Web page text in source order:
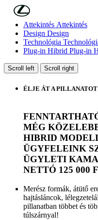
Skip to Main Content
Áttekintés Áttekintés
Design Design
Technológia
Plug-in Hibrid Plug-in
Scroll left Scroll right
ÉLJE ÁT A
MÉG
HIBRID
ÜGYFELEINK
ÜGYLETI
NETTÓ 125 000
Merész formák, átütő
hajtásláncok,
pillanatban többet és
túlszárnyal!